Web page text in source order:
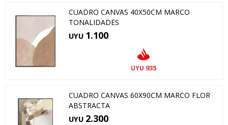
CUADRO CANVAS 40X50CM MARCO
TONALIDADES
UYU 1.100
UYU 935
CUADRO CANVAS 60X90CM MARCO FLOR
ABSTRACTA
UYU 2.300